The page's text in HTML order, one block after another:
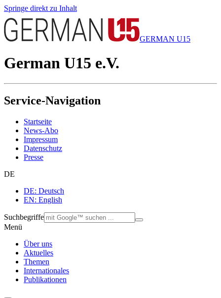
Springe direkt zu Inhalt
GERMAN U15
German U15 e.V.
Service-Navigation
Startseite
News-Abo
Impressum
Datenschutz
Presse
DE
DE: Deutsch
EN: English
Suchbegriffe
Menü
Über uns
Aktuelles
Themen
Internationales
Publikationen